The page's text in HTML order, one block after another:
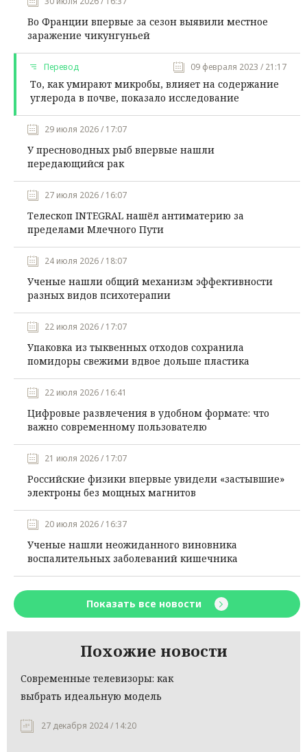
Во Франции впервые за сезон выявили местное
заражение чикунгуньей
Перевод 09 февраля 2023 / 21:17
То, как умирают микробы, влияет на содержание
углерода в почве, показало исследование
29 июля 2026 / 17:07
У пресноводных рыб впервые нашли
передающийся рак
27 июля 2026 / 16:07
Телескоп INTEGRAL нашёл антиматерию за
пределами Млечного Пути
24 июля 2026 / 18:07
Ученые нашли общий механизм эффективности
разных видов психотерапии
22 июля 2026 / 17:07
Упаковка из тыквенных отходов сохранила
помидоры свежими вдвое дольше пластика
22 июля 2026 / 16:41
Цифровые развлечения в удобном формате: что
важно современному пользователю
21 июля 2026 / 17:07
Российские физики впервые увидели «застывшие»
электроны без мощных магнитов
20 июля 2026 / 16:37
Ученые нашли неожиданного виновника
воспалительных заболеваний кишечника
Показать все новости
Похожие новости
Современные телевизоры: как
выбрать идеальную модель
27 декабря 2024 / 14:20